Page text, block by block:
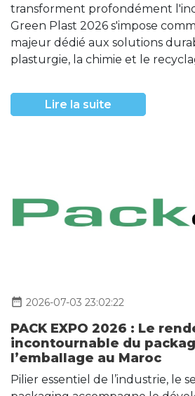
transforment profondément
Green Plast 2026 s'impose
majeur dédié aux solutions
plasturgie, la chimie et le
Lire la suite
date_range 2026-07-03 23:02:22
PACK EXPO 2026 : Le
incontournable du
l’emballage au Maroc
Pilier essentiel de l’industrie, le